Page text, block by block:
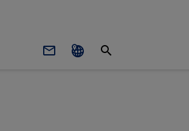
mail_outline search